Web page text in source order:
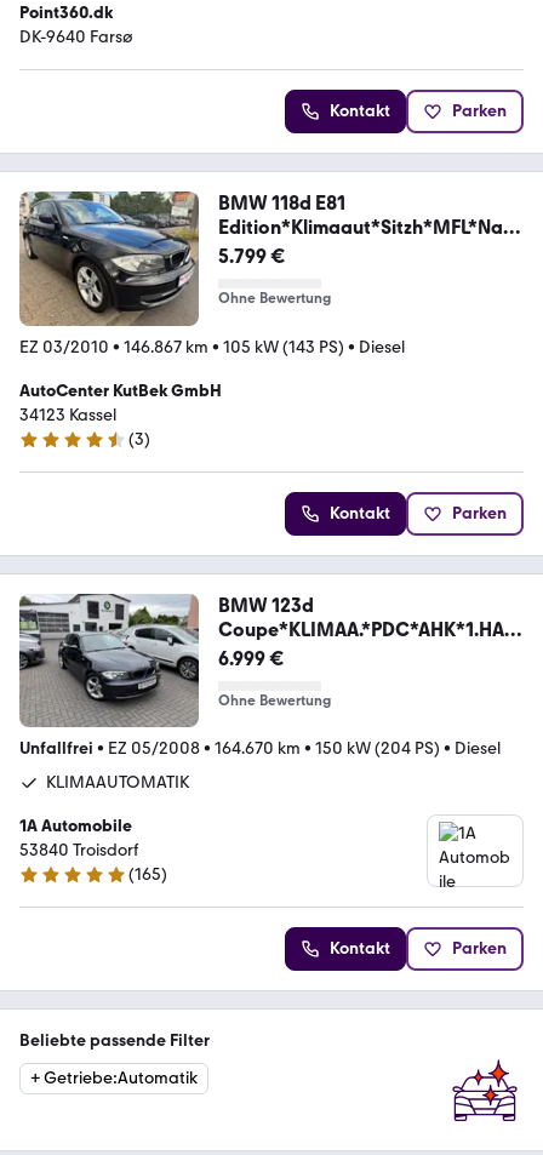
Point360.dk
DK-9640 Farsø
Kontakt Parken
BMW 118d E81
Edition*Klimaaut*Sitzh*MFL*Navi
*
5.799 €
Ohne Bewertung
EZ 03/2010 • 146.867 km • 105 kW (143 PS) • Diesel
AutoCenter KutBek GmbH
34123 Kassel
4.3 Sterne
(3)
Kontakt Parken
BMW 123d
Coupe*KLIMAA.*PDC*AHK*1.HAN
D
6.999 €
Ohne Bewertung
Unfallfrei • EZ 05/2008• 164.670 km • 150 kW (204 PS) • Diesel
KLIMAAUTOMATIK
1A Automobile
53840 Troisdorf
4.8 Sterne
(165)
Kontakt Parken
Beliebte passende Filter
+Getriebe:Automatik